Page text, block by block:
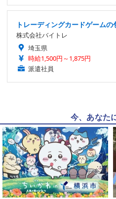
トレーディングカードゲームの
株式会社バイトレ
埼玉県
時給1,500円～1,875円
派遣社員
今、あなた